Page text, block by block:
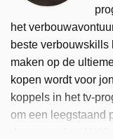
het
beste
maken op de
kopen wordt voor
koppels in het tv-
om een leegstaand